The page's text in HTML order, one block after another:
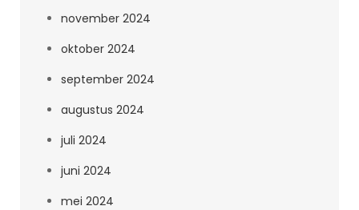
november 2024
oktober 2024
september 2024
augustus 2024
juli 2024
juni 2024
mei 2024